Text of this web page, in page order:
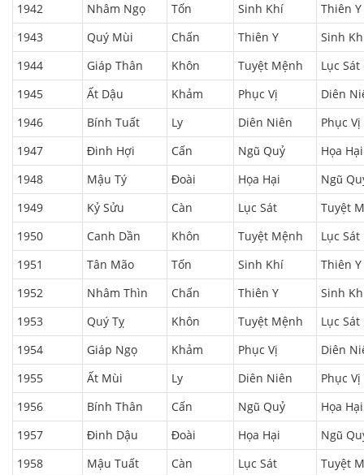
1942
Nhâm Ngọ Tốn Sinh Khí
Thiên Y
1943
Quý Mùi Chấn Thiên Y
Sinh
1944
Giáp Thân Khôn Tuyệt Mệnh
Lục Sát
1945
Ất Dậu Khảm Phục Vị
Diên
1946
Bính Tuất Ly Diên Niên
Phục Vị
1947
Đinh Hợi Cấn Ngũ Quỷ
Họa Hại
1948
Mậu Tý Đoài Họa Hại
Ngũ
1949
Kỷ Sửu Càn Lục Sát
Tuyệt
1950
Canh Dần Khôn Tuyệt Mệnh
Lục Sát
1951
Tân Mão Tốn Sinh Khí
Thiên Y
1952
Nhâm Thìn Chấn Thiên Y
Sinh
1953
Quý Tỵ Khôn Tuyệt Mệnh
Lục Sát
1954
Giáp Ngọ Khảm Phục Vị
Diên
1955
Ất Mùi Ly Diên Niên
Phục Vị
1956
Bính Thân Cấn Ngũ Quỷ
Họa Hại
1957
Đinh Dậu Đoài Họa Hại
Ngũ
1958
Mậu Tuất Càn Lục Sát
Tuyệt